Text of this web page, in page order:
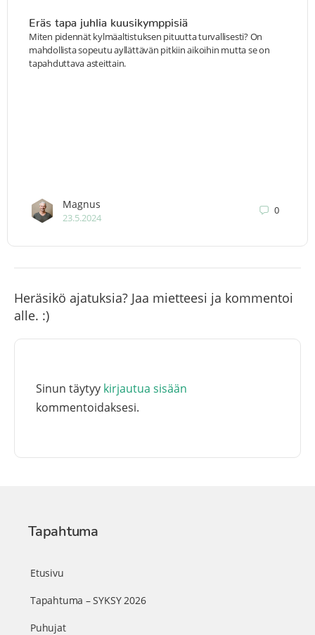
Eräs tapa juhlia kuusikymppisiä
Miten pidennät kylmäaltistuksen pituutta turvallisesti? On
mahdollista sopeutu ayllättävän pitkiin aikoihin mutta se on
tapahduttava asteittain.
Magnus
23.5.2024
0
Heräsikö ajatuksia? Jaa mietteesi ja kommentoi
alle. :)
Sinun täytyy kirjautua sisään
kommentoidaksesi.
Tapahtuma
Etusivu
Tapahtuma – SYKSY 2026
Puhujat